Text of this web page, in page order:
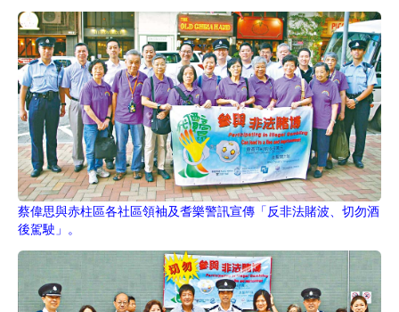
蔡偉思與赤柱區各社區領袖及耆樂警訊宣傳「反非法賭波、切勿酒
後駕駛」。